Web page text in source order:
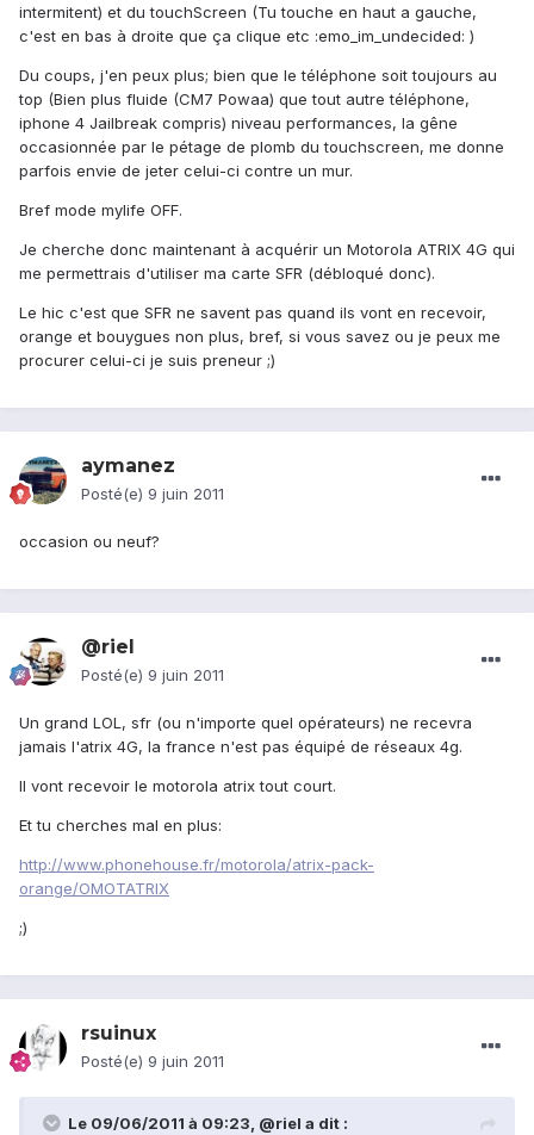
intermitent) et du touchScreen (Tu touche en haut a gauche,
c'est en bas à droite que ça clique etc :emo_im_undecided: )
Du coups, j'en peux plus; bien que le téléphone soit toujours au
top (Bien plus fluide (CM7 Powaa) que tout autre téléphone,
iphone 4 Jailbreak compris) niveau performances, la gêne
occasionnée par le pétage de plomb du touchscreen, me donne
parfois envie de jeter celui-ci contre un mur.
Bref mode mylife OFF.
Je cherche donc maintenant à acquérir un Motorola ATRIX 4G qui
me permettrais d'utiliser ma carte SFR (débloqué donc).
Le hic c'est que SFR ne savent pas quand ils vont en recevoir,
orange et bouygues non plus, bref, si vous savez ou je peux me
procurer celui-ci je suis preneur ;)
aymanez
Posté(e) 9 juin 2011
occasion ou neuf?
@riel
Posté(e) 9 juin 2011
Un grand LOL, sfr (ou n'importe quel opérateurs) ne recevra
jamais l'atrix 4G, la france n'est pas équipé de réseaux 4g.
Il vont recevoir le motorola atrix tout court.
Et tu cherches mal en plus:
http://www.phonehouse.fr/motorola/atrix-pack-
orange/OMOTATRIX
;)
rsuinux
Posté(e) 9 juin 2011
Le 09/06/2011 à 09:23, @riel a dit :